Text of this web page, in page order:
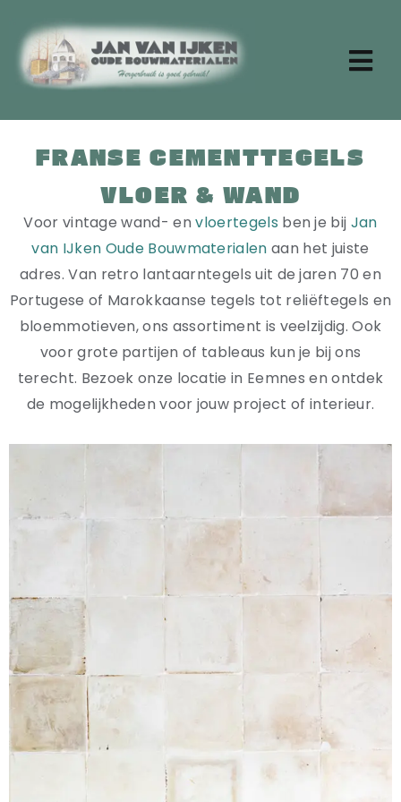
naar
inhoud
Home
Over ons
Stenen
Dakpannen
Oude planken
Badkamermeubels
Deuren en ramen
Tafels
Wandtegels
KASTEN
BADEN
KEUKENBLOKKEN
SCHOUWEN
TRAPPEN
PORSELEINEN BAKKEN
FRANSE CEMENTTEGELS
VLOER & WAND
Voor vintage wand- envloertegels ben je bij Jan
van IJken Oude Bouwmaterialen aan het juiste
adres. Van retro lantaarntegels uit de jaren 70 en
Portugese of Marokkaanse tegels tot reliëftegels en
bloemmotieven, ons assortiment is veelzijdig. Ook
voor grote partijen of tableaus kun je bij ons
terecht. Bezoek onze locatie in Eemnes en ontdek
de mogelijkheden voor jouw project of interieur.